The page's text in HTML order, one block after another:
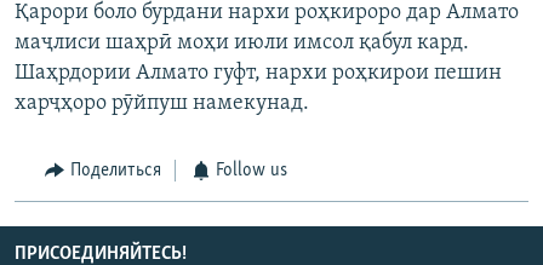
Қарори боло бурдани нархи роҳкироро дар Алмато
маҷлиси шаҳрӣ моҳи июли имсол қабул кард.
Шаҳрдории Алмато гуфт, нархи роҳкирои пешин
харҷҳоро рӯйпуш намекунад.
Поделиться Follow us
ПРИСОЕДИНЯЙТЕСЬ!